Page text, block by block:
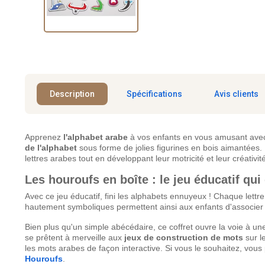
Description Spécifications Avis clients
Apprenez l'alphabet arabe à vos enfants en vous amusant
de l'alphabet sous forme de jolies figurines en bois
lettres arabes tout en développant leur motricité et leur
Les houroufs en boîte : le jeu éducatif
Avec ce jeu éducatif, fini les alphabets ennuyeux ! Chaque
hautement symboliques permettent ainsi aux enfants
Bien plus qu'un simple abécédaire, ce coffret ouvre la voie à
se prêtent à merveille aux jeux de construction de mots sur
les mots arabes de façon interactive. Si vous le souhaitez,
Houroufs